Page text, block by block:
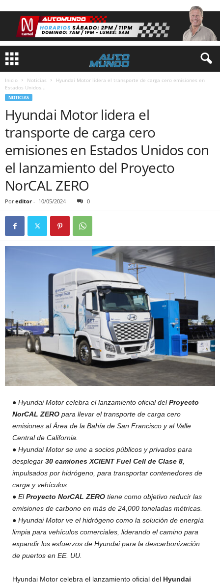
Inicio Noticias
Hyundai Motor lidera el transporte de carga cero emisiones en
Estados Unidos...
NOTICIAS
Hyundai Motor lidera el
transporte de carga cero
emisiones en Estados Unidos con
el lanzamiento del Proyecto
NorCAL ZERO
Por editor - 10/05/2024 0
● Hyundai Motor celebra el lanzamiento oficial delProyecto
NorCAL ZERO para llevar el transporte de carga cero
emisiones al Área de la Bahía de San Francisco y al Valle
Central de California.
● Hyundai Motor se une a socios públicos y privados para
desplegar 30 camiones XCIENT Fuel Cell de Clase 8,
impulsados por hidrógeno, para transportar contenedores de
carga y vehículos.
● ElProyecto NorCAL ZERO tiene como objetivo reducir las
emisiones de carbono en más de 24,000 toneladas métricas.
● Hyundai Motor ve el hidrógeno como la solución de energía
limpia para vehículos comerciales, liderando el camino para
expandir los esfuerzos de Hyundai para la descarbonización
de puertos en EE. UU.
Hyundai Motor celebra el lanzamiento oficial del Hyundai